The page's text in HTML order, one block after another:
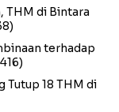
THM di Bintara
terhadap
Tutup 18 THM di